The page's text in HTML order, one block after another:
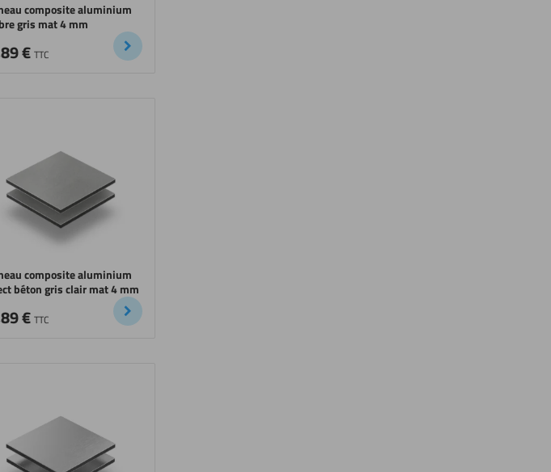
composite aluminium
gris mat 4 mm
€ TTC
composite aluminium
béton gris clair mat 4 mm
€ TTC